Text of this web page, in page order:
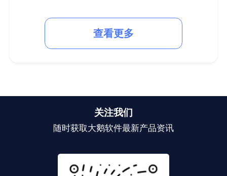
查看更多
关注我们
随时获取大鹅软件最新产品资讯